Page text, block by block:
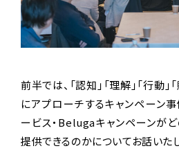
前半では、「認知」「理解」「行動
にアプローチするキャンペーン
ービス・Belugaキャンペーンが
提供できるのかについてお話いた